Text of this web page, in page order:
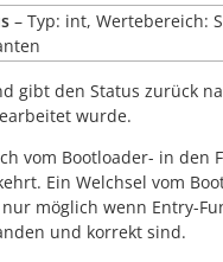
– Typ: int, Wertebereich:
gibt den Status zurück
wurde.
vom Bootloader- in den
Ein Welchsel vom
möglich wenn Entry-
und korrekt sind.